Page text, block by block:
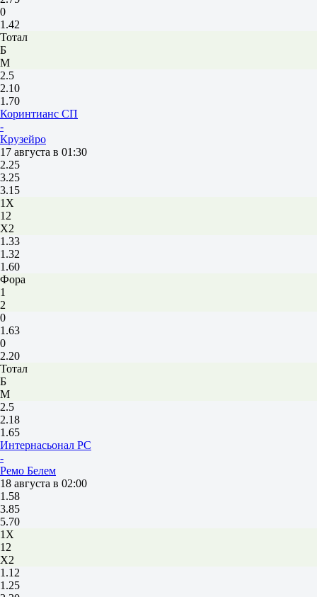
0
1.42
Тотал
Б
М
2.5
2.10
1.70
Коринтианс СП
-
Крузейро
17 августа в 01:30
2.25
3.25
3.15
1X
12
X2
1.33
1.32
1.60
Фора
1
2
0
1.63
0
2.20
Тотал
Б
М
2.5
2.18
1.65
Интернасьонал РС
-
Ремо Белем
18 августа в 02:00
1.58
3.85
5.70
1X
12
X2
1.12
1.25